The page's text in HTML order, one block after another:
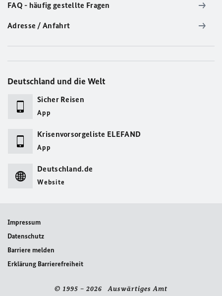
FAQ - häufig gestellte Fragen
Adresse / Anfahrt
Deutschland und die Welt
Sicher Reisen
App
Krisenvorsorgeliste ELEFAND
App
Deutschland.de
Website
Impressum
Datenschutz
Barriere melden
Erklärung Barrierefreiheit
© 1995 – 2026 Auswärtiges Amt